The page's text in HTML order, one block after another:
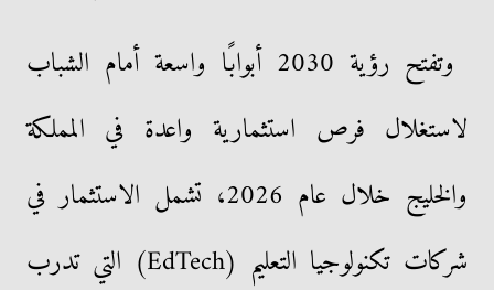
وتفتح رؤية 2030 أبوابًا واسعة أمام الشباب
لاستغلال فرص استثمارية واعدة في المملكة
والخليج خلال عام 2026، تشمل الاستثمار في
شركات تكنولوجيا التعليم (EdTech) التي تدرب